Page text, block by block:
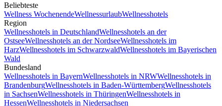
Beliebteste
Wellness WochenendeWellnessurlaubWellnesshotels
Region
Wellnesshotels in DeutschlandWellnesshotels an der
OstseeWellnesshotels an der NordseeWellnesshotels im
HarzWellnesshotels im SchwarzwaldWellnesshotels im Bayerischen
Wald
Bundesland
Wellnesshotels in BayernWellnesshotels in NRWWellnesshotels in
BrandenburgWellnesshotels in Baden-WürttembergWellnesshotels
in SachsenWellnesshotels in ThüringenWellnesshotels in
HessenWellnesshotels in Niedersachsen